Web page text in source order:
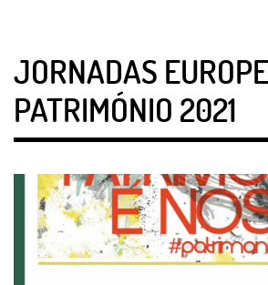
JORNADAS
PATRIMÓNIO 2021